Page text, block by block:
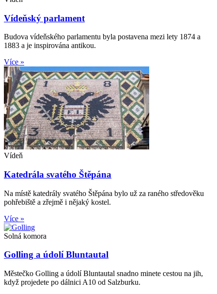
Vídeňský parlament
Budova vídeňského parlamentu byla postavena mezi lety 1874 a
1883 a je inspirována antikou.
Více »
Vídeň
Katedrála svatého Štěpána
Na místě katedrály svatého Štěpána bylo už za raného středověku
pohřebiště a zřejmě i nějaký kostel.
Více »
Solná komora
Golling a údolí Bluntautal
Městečko Golling a údolí Bluntautal snadno minete cestou na jih,
když projedete po dálnici A10 od Salzburku.